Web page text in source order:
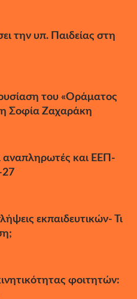
την υπ. Παιδείας στη
του «Οράματος
Σοφία Ζαχαράκη
αναπληρωτές και ΕΕΠ-
27
εκπαιδευτικών- Τι
φοιτητών: